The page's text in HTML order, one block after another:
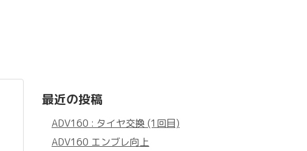
最近の投稿
ADV160 : タイヤ交換 (1回目)
ADV160 エンブレ向上